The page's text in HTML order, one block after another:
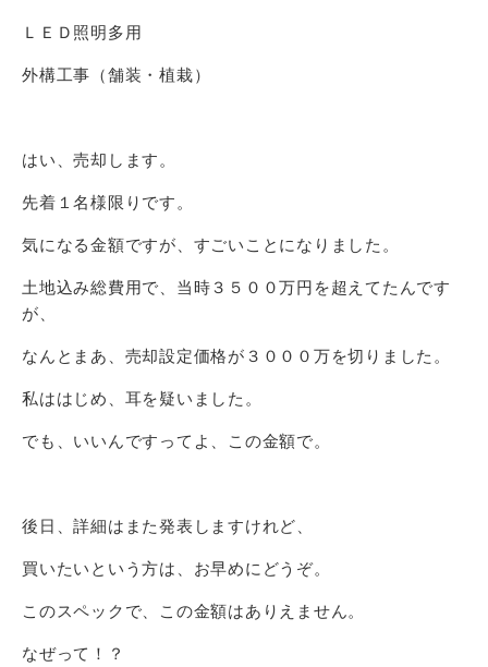
ＬＥＤ照明多用
外構工事（舗装・植栽）
はい、売却します。
先着１名様限りです。
気になる金額ですが、すごいことになりました。
土地込み総費用で、当時３５００万円を超えてたんです
が、
なんとまあ、売却設定価格が３０００万を切りました。
私ははじめ、耳を疑いました。
でも、いいんですってよ、この金額で。
後日、詳細はまた発表しますけれど、
買いたいという方は、お早めにどうぞ。
このスペックで、この金額はありえません。
なぜって！？